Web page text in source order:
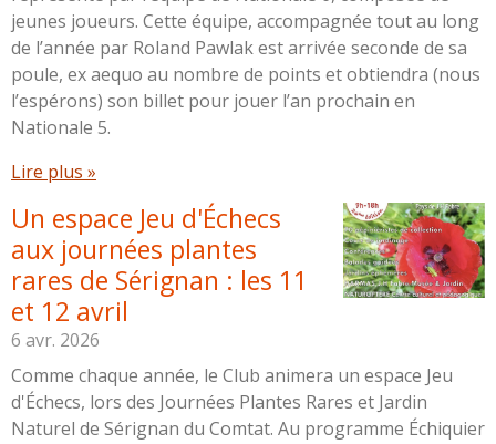
jeunes joueurs. Cette équipe, accompagnée tout au long
de l’année par Roland Pawlak est arrivée seconde de sa
poule, ex aequo au nombre de points et obtiendra (nous
l’espérons) son billet pour jouer l’an prochain en
Nationale 5.
Lire plus »
Un espace Jeu d'Échecs
aux journées plantes
rares de Sérignan : les 11
et 12 avril
6 avr. 2026
Comme chaque année, le Club animera un espace Jeu
d'Échecs, lors des Journées Plantes Rares et Jardin
Naturel de Sérignan du Comtat. Au programme Échiquier